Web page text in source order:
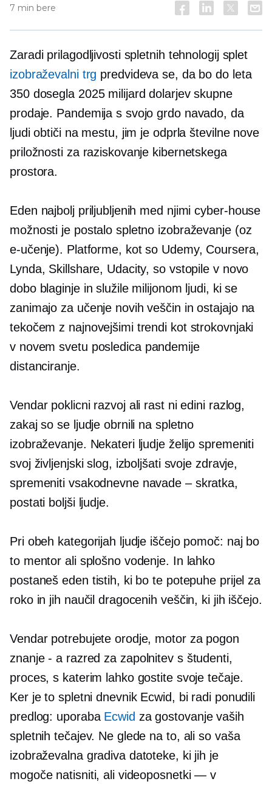
7 min bere
Zaradi prilagodljivosti spletnih tehnologij splet
izobraževalni trg predvideva se, da bo do leta
350 dosegla 2025 milijard dolarjev skupne
prodaje. Pandemija s svojo grdo navado, da
ljudi obtiči na mestu, jim je odprla številne nove
priložnosti za raziskovanje kibernetskega
prostora.
Eden najbolj priljubljenih med njimicyber-house
možnosti je postalo spletno izobraževanje (oz
e-učenje). Platforme, kot so Udemy, Coursera,
Lynda, Skillshare, Udacity, so vstopile v novo
dobo blaginje in služile milijonom ljudi, ki se
zanimajo za učenje novih veščin in ostajajo na
tekočem z najnovejšimi trendi kot strokovnjaki
v novem svetu posledica pandemije
distanciranje.
Vendar poklicni razvoj ali rast ni edini razlog,
zakaj so se ljudje obrnili na spletno
izobraževanje. Nekateri ljudje želijo spremeniti
svoj življenjski slog, izboljšati svoje zdravje,
spremeniti vsakodnevne navade – skratka,
postati boljši ljudje.
Pri obeh kategorijah ljudje iščejo pomoč: naj bo
to mentor ali splošno vodenje. In lahko
postaneš eden tistih, ki bo te potepuhe prijel za
roko in jih naučil dragocenih veščin, ki jih iščejo.
Vendar potrebujete orodje, motor za pogon
znanje - a razred za zapolnitev s študenti,
proces, s katerim lahko gostite svoje tečaje.
Ker je to spletni dnevnik Ecwid, bi radi ponudili
predlog: uporaba Ecwid za gostovanje vaših
spletnih tečajev. Ne glede na to, ali so vaša
izobraževalna gradiva datoteke, ki jih je
mogoče natisniti, ali videoposnetki — v